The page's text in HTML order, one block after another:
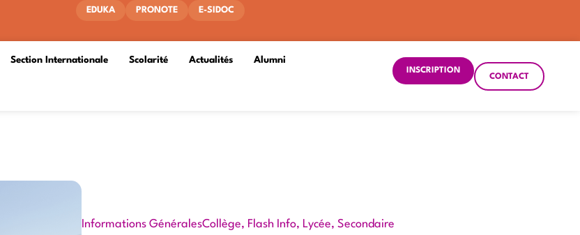
EDUKA PRONOTE E-SIDOC
Section Internationale Scolarité Actualités Alumni
INSCRIPTION
CONTACT
Informations GénéralesCollège, Flash Info, Lycée,Secondaire